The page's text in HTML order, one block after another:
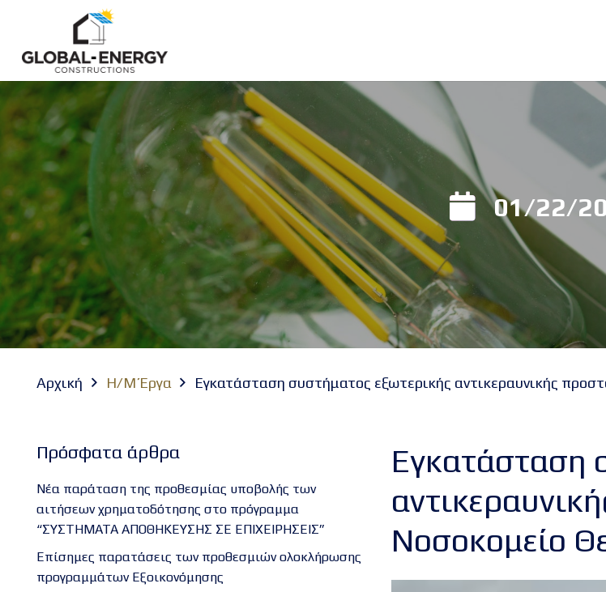
01/22/
Αρχική Η/Μ Έργα Εγκατάσταση συστήματος εξωτερικής αντικεραυνικής
Πρόσφατα άρθρα
Νέα παράταση της προθεσμίας υποβολής των
αιτήσεων χρηματοδότησης στο πρόγραμμα
“ΣΥΣΤΗΜΑΤΑ ΑΠΟΘΗΚΕΥΣΗΣ ΣΕ ΕΠΙΧΕΙΡΗΣΕΙΣ”
Επίσημες παρατάσεις των προθεσμιών ολοκλήρωσης
προγραμμάτων Εξοικονόμησης
Εγκατάσταση
Νοσοκομείο